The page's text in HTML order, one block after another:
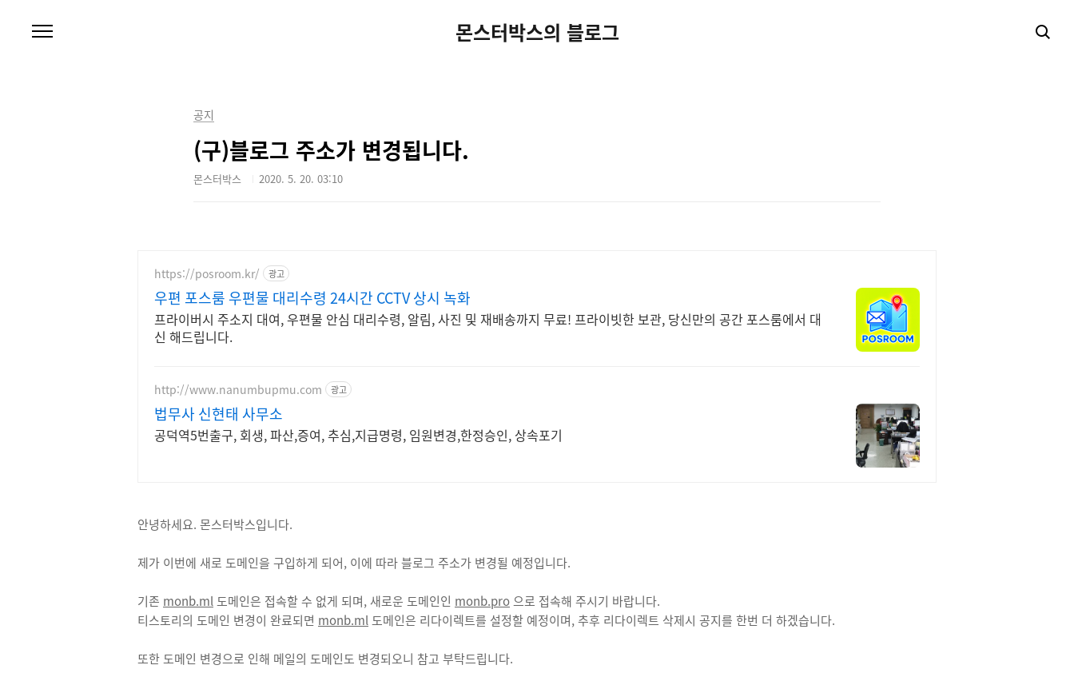
몬스터박스의 블로그
공지
(구)블로그 주소가 변경됩니다.
몬스터박스 2020. 5. 20. 03:10
https://posroom.kr/ 광고
우편 포스룸 우편물 대리수령 24시간 CCTV 상시 녹화
프라이버시 주소지 대여, 우편물 안심 대리수령, 알림, 사진 및 재배송까지 무료! 프라이빗한 보관, 당신만의 공간 포스룸에서 대
신 해드립니다.
http://www.nanumbupmu.com 광고
법무사 신현태 사무소
공덕역5번출구, 회생, 파산,증여, 추심,지급명령, 임원변경,한정승인, 상속포기
안녕하세요. 몬스터박스입니다.
제가 이번에 새로 도메인을 구입하게 되어, 이에 따라 블로그 주소가 변경될 예정입니다.
기존 monb.ml 도메인은 접속할 수 없게 되며, 새로운 도메인인 monb.pro 으로 접속해 주시기 바랍니다.
티스토리의 도메인 변경이 완료되면 monb.ml 도메인은 리다이렉트를 설정할 예정이며, 추후 리다이렉트 삭제시 공지를 한번 더 하겠습니다.
또한 도메인 변경으로 인해 메일의 도메인도 변경되오니 참고 부탁드립니다.